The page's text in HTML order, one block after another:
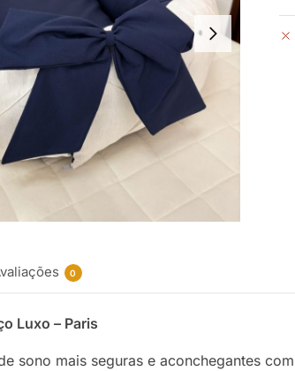
0
Luxo – Paris
sono mais seguras e aconchegantes